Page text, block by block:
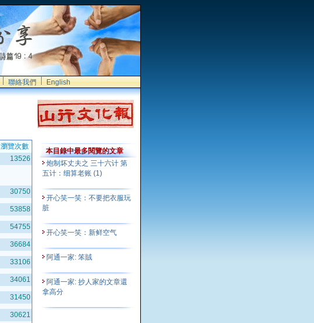
聯絡我們 English
瀏覽次數
13526
30750
53858
54755
36684
33106
34061
31450
30621
本目錄中最多閱覽的文章
炮制坏丈夫之 三十六计 第
五计：细算老账 (1)
开心笑一笑：不要把衣服玩
脏
开心笑一笑：新鲜空气
阿通一家: 笨賊
阿通一家: 抄人家的文章還
拿高分